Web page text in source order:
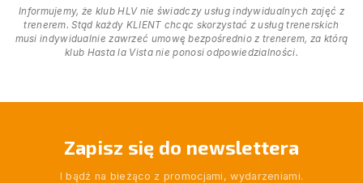
Informujemy, że klub HLV nie świadczy usług indywidualnych zajęć z
trenerem. Stąd każdy KLIENT chcąc skorzystać z usług trenerskich
musi indywidualnie zawrzeć umowę bezpośrednio z trenerem, za którą
klub Hasta la Vista nie ponosi odpowiedzialności.
Zapisz się do newslettera
I bądź na bieżąco z promocjami, wydarzeniami.